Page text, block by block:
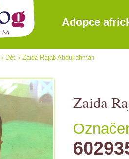
Adopce
› Děti › Zaida Rajab Abdulrahman
Zaida